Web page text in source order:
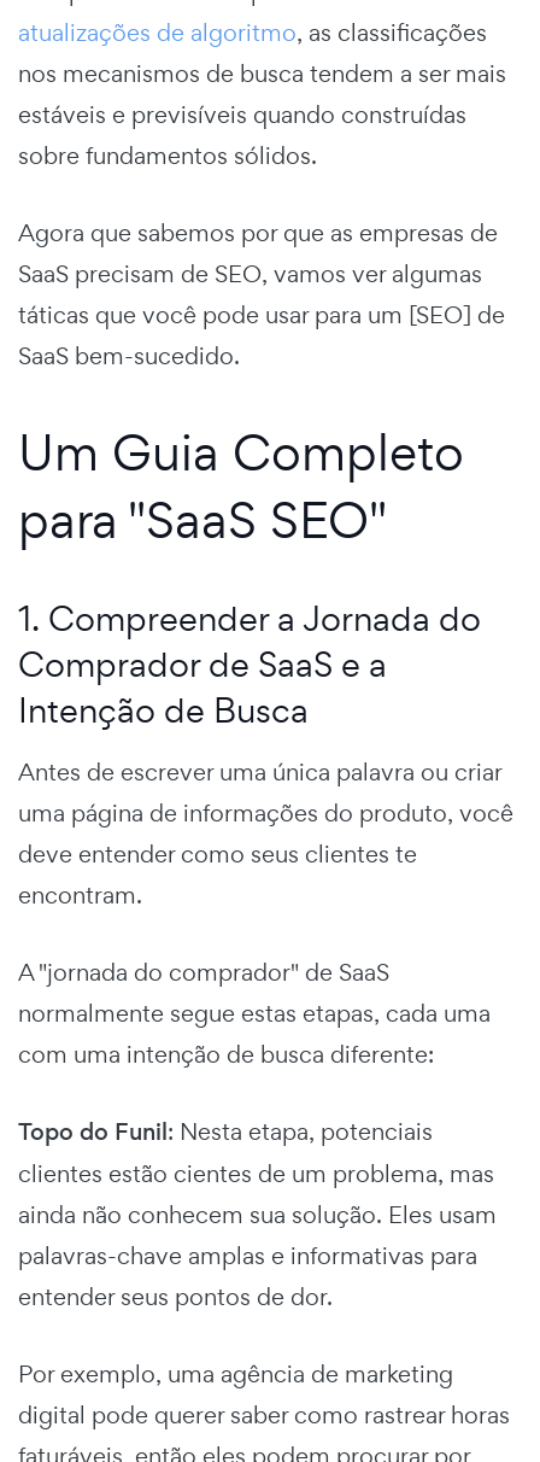
atualizações de algoritmo, as classificações
nos mecanismos de busca tendem a ser mais
estáveis e previsíveis quando construídas
sobre fundamentos sólidos.
Agora que sabemos por que as empresas de
SaaS precisam de SEO, vamos ver algumas
táticas que você pode usar para um [SEO] de
SaaS bem-sucedido.
Um Guia Completo
para "SaaS SEO"
1. Compreender a Jornada do
Comprador de SaaS e a
Intenção de Busca
Antes de escrever uma única palavra ou criar
uma página de informações do produto, você
deve entender como seus clientes te
encontram.
A "jornada do comprador" de SaaS
normalmente segue estas etapas, cada uma
com uma intenção de busca diferente:
Topo do Funil: Nesta etapa, potenciais
clientes estão cientes de um problema, mas
ainda não conhecem sua solução. Eles usam
palavras-chave amplas e informativas para
entender seus pontos de dor.
Por exemplo, uma agência de marketing
digital pode querer saber como rastrear horas